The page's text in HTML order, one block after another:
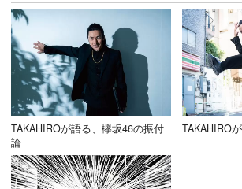
TAKAHIROが語る、欅坂46の振付
論
TAKAHIRO